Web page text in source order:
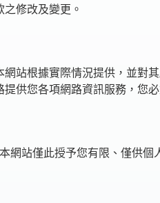
修改及變更。
站根據實際情況提供，並對
供您各項網路資訊服務，您
網站僅此授予您有限、僅供